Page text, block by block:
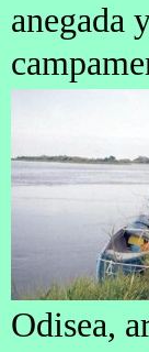
anegada
Odisea,